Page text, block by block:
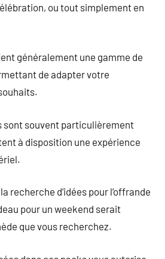
ou tout simplement en
généralement une gamme de
de adapter votre
sont souvent particulièrement
à disposition une expérience
recherche d’idées pour l’offrande
pour un weekend serait
que vous recherchez.